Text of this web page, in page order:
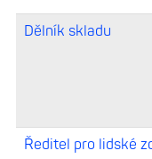
Dělník skladu
Ředitel pro lidské